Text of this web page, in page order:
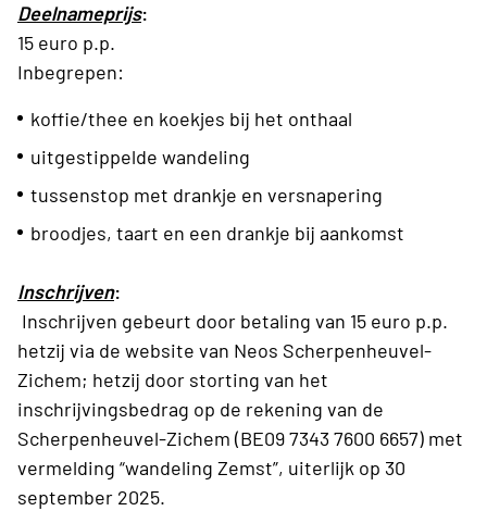
Deelnameprijs:
15 euro p.p.
Inbegrepen:
koffie/thee en koekjes bij het onthaal
uitgestippelde wandeling
tussenstop met drankje en versnapering
broodjes, taart en een drankje bij aankomst
Inschrijven:
Inschrijven gebeurt door betaling van 15 euro p.p.
hetzij via de website van Neos Scherpenheuvel-
Zichem; hetzij door storting van het
inschrijvingsbedrag op de rekening van de
Scherpenheuvel-Zichem (BE09 7343 7600 6657) met
vermelding “wandeling Zemst”, uiterlijk op 30
september 2025.